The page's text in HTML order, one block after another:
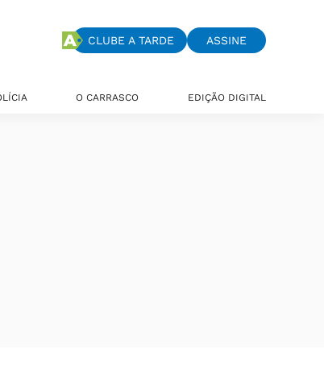
CLUBE A TARDE ASSINE
O CARRASCO EDIÇÃO DIGITAL